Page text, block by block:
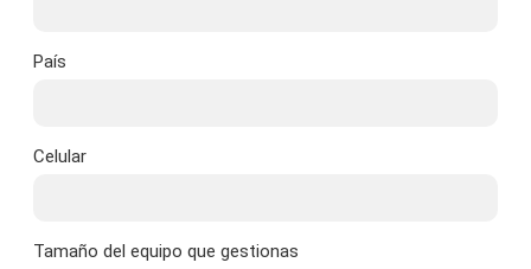
País
Celular
Tamaño del equipo que gestionas